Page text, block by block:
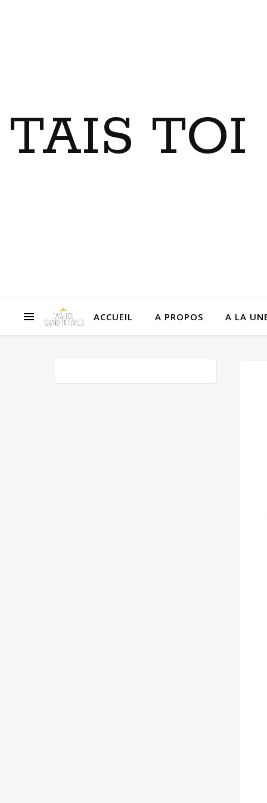
TAIS TOI
ACCUEIL A PROPOS A LA